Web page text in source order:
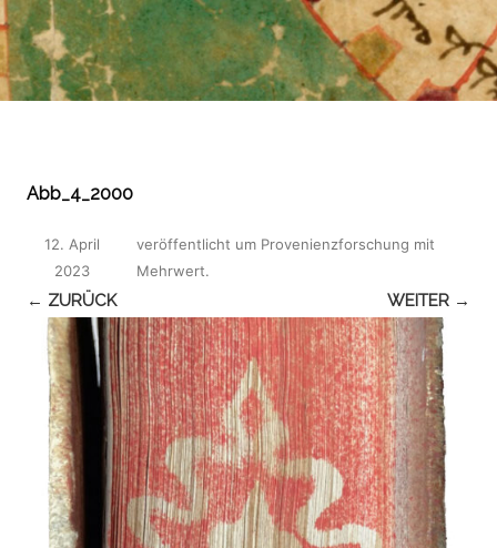
Abb_4_2000
veröffentlicht
12. April
2023
um Provenienzforschung mit
Mehrwert.
← ZURÜCK WEITER →